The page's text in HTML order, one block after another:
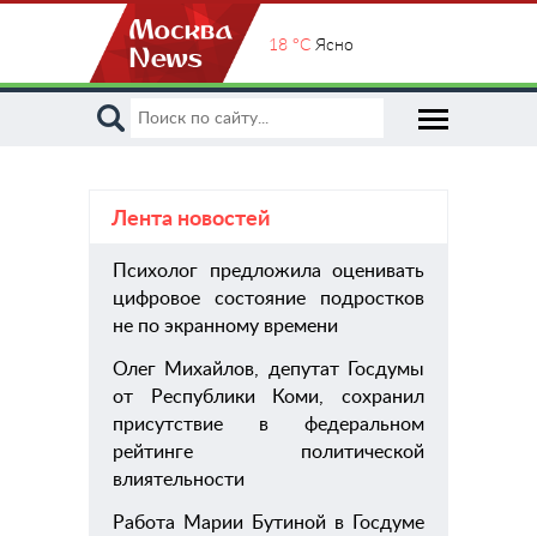
18 °C Ясно
Лента новостей
Психолог предложила оценивать
цифровое состояние подростков
не по экранному времени
Олег Михайлов, депутат Госдумы
от Республики Коми, сохранил
присутствие в федеральном
рейтинге политической
влиятельности
Работа Марии Бутиной в Госдуме